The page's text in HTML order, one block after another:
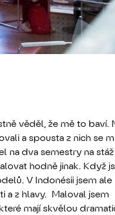
věděl, že mě to baví.
a spousta z nich se
na dva semestry na stáž
hodně jinak. Když
V Indonésii jsem ale
a z hlavy. Maloval jsem
mají skvělou